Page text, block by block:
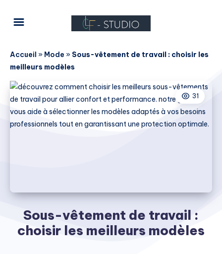
Accueil » Mode » Sous-vêtement de travail : choisir les
meilleurs modèles
31
Sous-vêtement de travail :
choisir les meilleurs modèles